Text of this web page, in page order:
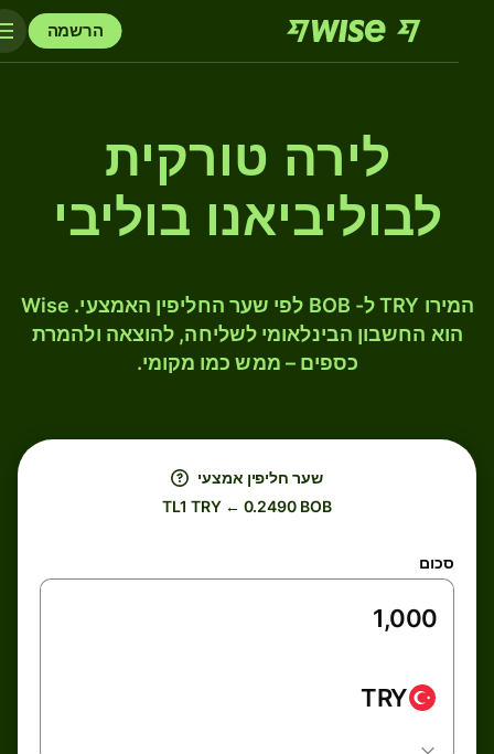
הרשמה
לירה טורקית
לבוליביאנו בוליבי
המירו TRY ל- BOB לפי שער החליפין האמצעי. Wise
הוא החשבון הבינלאומי לשליחה, להוצאה ולהמרת
כספים – ממש כמו מקומי.
שער חליפין אמצעי
TL1 TRY ← 0.2490 BOB
סכום
TRY